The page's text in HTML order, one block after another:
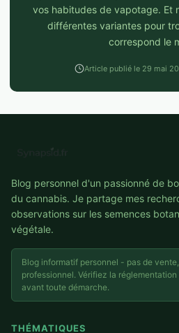
vos habitudes de vapotage. Et
différentes variantes pour
correspond le
Article publié le 29 mai
Blog personnel d'un passionné de
du cannabis. Je partage mes
observations sur les semences
végétale.
Blog informatif personnel - pas de
professionnel. Vérifiez la
avant toute démarche.
THÉMATIQUES